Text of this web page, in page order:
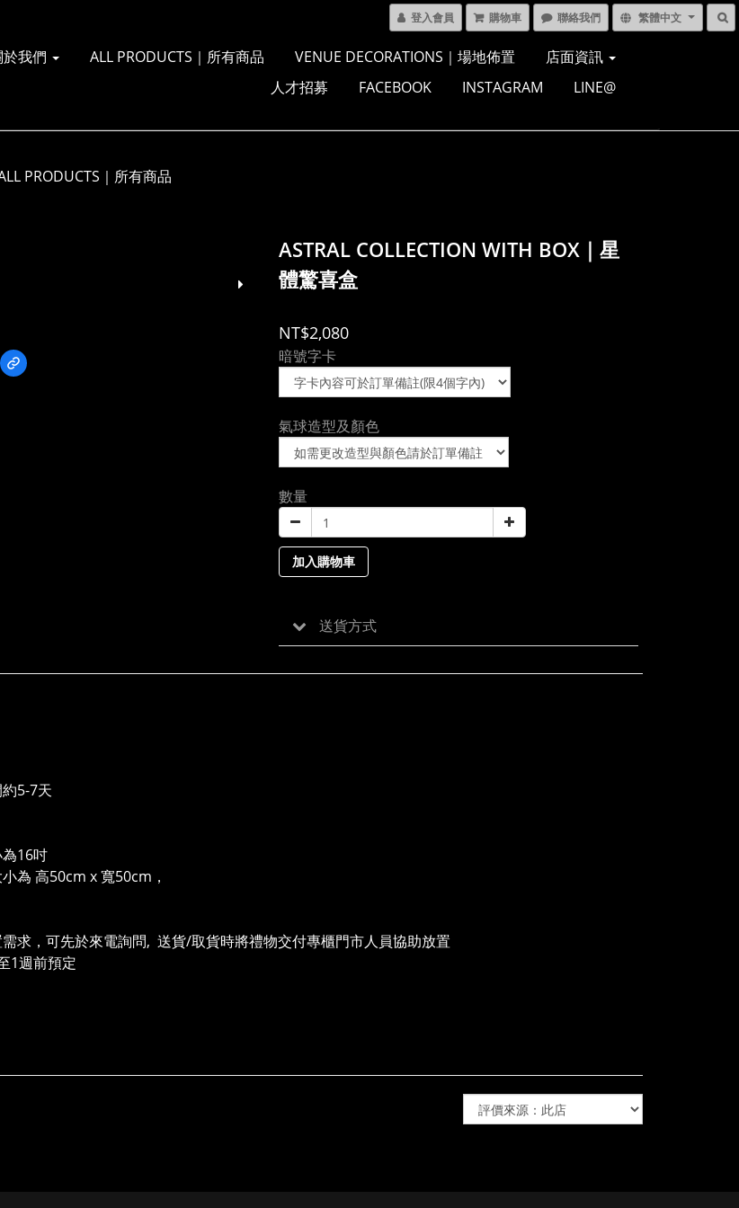
登入會員 購物車 聯絡我們 繁體中文
我們 ALL PRODUCTS｜所有商品 VENUE DECORATIONS｜場地佈置
店面資訊
人才招募
FACEBOOK INSTAGRAM LINE@
PRODUCTS｜所有商品
ASTRAL COLLECTION WITH BOX｜星
體驚喜盒
NT$2,080
暗號字卡
氣球造型及顏色
數量
加入購物車
送貨方式
5-7天
16吋
為 高50cm x 寬50cm，
求，可先於來電詢問, 送貨/取貨時將禮物交付專櫃門市人員協助放置
1週前預定